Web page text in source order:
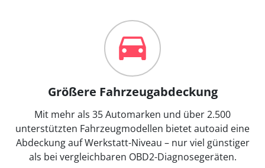
Größere Fahrzeugabdeckung
Mit mehr als 35 Automarken und über 2.500
unterstützten Fahrzeugmodellen bietet autoaid eine
Abdeckung auf Werkstatt-Niveau – nur viel günstiger
als bei vergleichbaren OBD2-Diagnosegeräten.